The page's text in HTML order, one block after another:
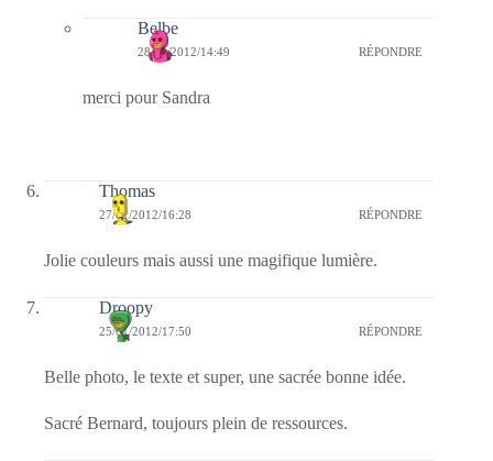
Belbe
28/01/2012/14:49 RÉPONDRE
merci pour Sandra
Thomas
27/01/2012/16:28 RÉPONDRE
Jolie couleurs mais aussi une magifique lumière.
Droopy
25/01/2012/17:50 RÉPONDRE
Belle photo, le texte et super, une sacrée bonne idée.
Sacré Bernard, toujours plein de ressources.